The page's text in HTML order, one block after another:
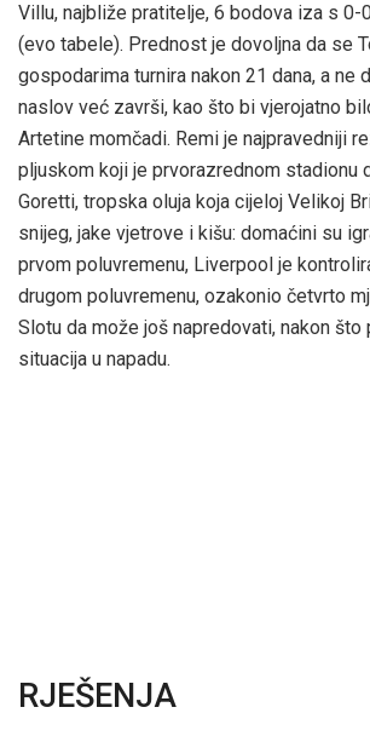
Villu, najbliže pratitelje, 6 bodova iza s 0-
(evo tabele). Prednost je dovoljna da se
gospodarima turnira nakon 21 dana, a ne
naslov već završi, kao što bi vjerojatno
Artetine momčadi. Remi je najpravedniji
pljuskom koji je prvorazrednom stadionu
Goretti, tropska oluja koja cijeloj Velikoj
snijeg, jake vjetrove i kišu: domaćini su
prvom poluvremenu, Liverpool je
drugom poluvremenu, ozakonio četvrto
Slotu da može još napredovati, nakon što
situacija u napadu.
RJEŠENJA